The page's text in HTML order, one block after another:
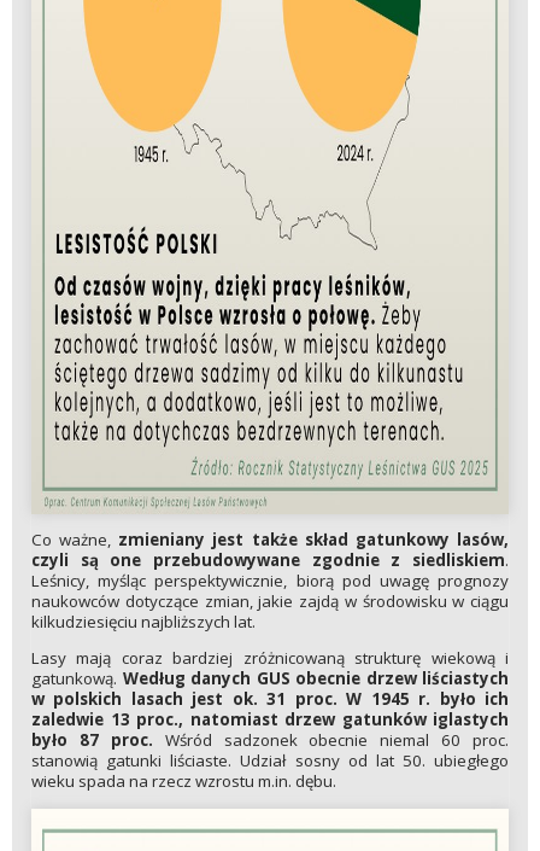
Co ważne, zmieniany jest także skład gatunkowy lasów,
czyli są one przebudowywane zgodnie z siedliskiem.
Leśnicy, myśląc perspektywicznie, biorą pod uwagę prognozy
naukowców dotyczące zmian, jakie zajdą w środowisku w ciągu
kilkudziesięciu najbliższych lat.
Lasy mają coraz bardziej zróżnicowaną strukturę wiekową i
gatunkową. Według danych GUS obecnie drzew liściastych
w polskich lasach jest ok. 31 proc. W 1945 r. było ich
zaledwie 13 proc., natomiast drzew gatunków iglastych
było 87 proc. Wśród sadzonek obecnie niemal 60 proc.
stanowią gatunki liściaste. Udział sosny od lat 50. ubiegłego
wieku spada na rzecz wzrostu m.in. dębu.